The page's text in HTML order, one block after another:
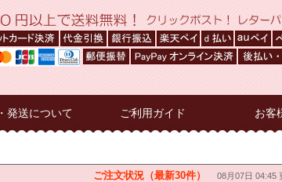
発送について ご利用ガイド お客